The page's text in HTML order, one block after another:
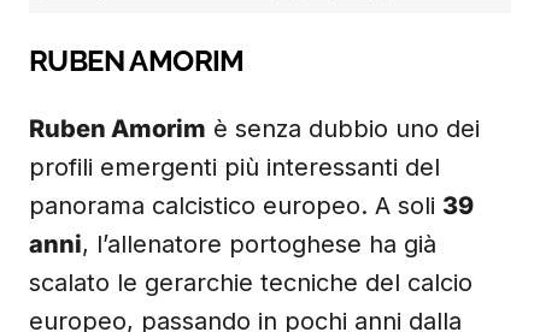
RUBEN AMORIM
Ruben Amorim è senza dubbio uno dei
profili emergenti più interessanti del
panorama calcistico europeo. A soli 39
anni, l’allenatore portoghese ha già
scalato le gerarchie tecniche del calcio
europeo, passando in pochi anni dalla